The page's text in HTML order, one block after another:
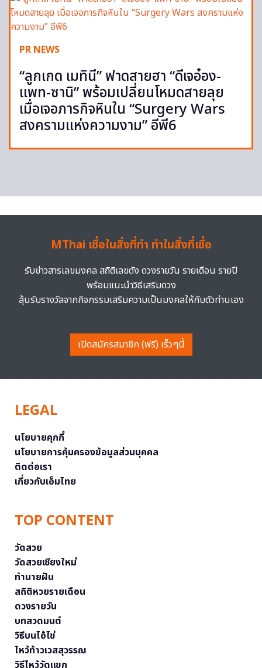
PR NEWS
“ลูกเกด เมทินี” ฟาดสายฮา “ดีเจอ๋อง-
แพท-ซานิ” พร้อมเปลี่ยนโหมดสายลุย
เมื่อเจอภารกิจหินใน “Surgery Wars
สงครามแห่งความงาม” อีพี6
MThai เชื่อในสิ่งที่ทำ ทำในสิ่งที่เชื่อ
รับข่าวสารเลขมงคล สถิติเลขดัง ดวงรายวัน รายเดือน รายปี
พร้อมแนะนำวิธีเสริมดวง
ลุ้นรับรางวัลจากกิจกรรมเสริมความเป็นมงคลให้กับตัวท่านเอง
เปิดสมัครสมาชิก (ฟรี) เร็วๆนี้
LEGAL
นโยบายคุกกี้
นโยบายการคุ้มครองข้อมูลส่วนบุคคล
ติดต่อเรา
เกี่ยวกับเอ็มไทย
TOP CONTENT
วัดสวย
วัดสวยเชียงใหม่
ทำนายฝัน
สถิติหวยรายเดือน
ดวงรายวัน
บทสวดมนต์
วิธีบนไอ้ไข่
ไหว้ท้าวเวสสุวรรณ